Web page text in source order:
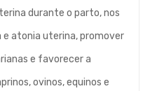
durante o parto, nos
atonia uterina, promover
e favorecer a
ovinos, equinos e